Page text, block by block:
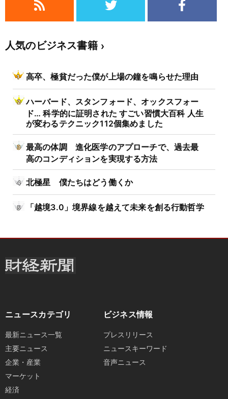
人気のビジネス書籍
高卒、極貧だった僕が上場の鐘を鳴らせた理由
ハーバード、スタンフォード、オックスフォー
ド… 科学的に証明された すごい習慣大百科 人生
が変わるテクニック112個集めました
最高の体調 進化医学のアプローチで、過去最
高のコンディションを実現する方法
北極星 僕たちはどう働くか
「越境3.0」境界線を越えて未来を創る行動哲学
ニュースカテゴリ
最新ニュース一覧
主要ニュース
企業・産業
マーケット
経済
ビジネス情報
プレスリリース
ニュースキーワード
音声ニュース